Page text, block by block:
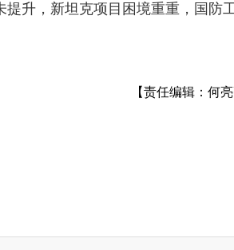
升，新坦克项目困境重重，国防
【责任编辑：何亮